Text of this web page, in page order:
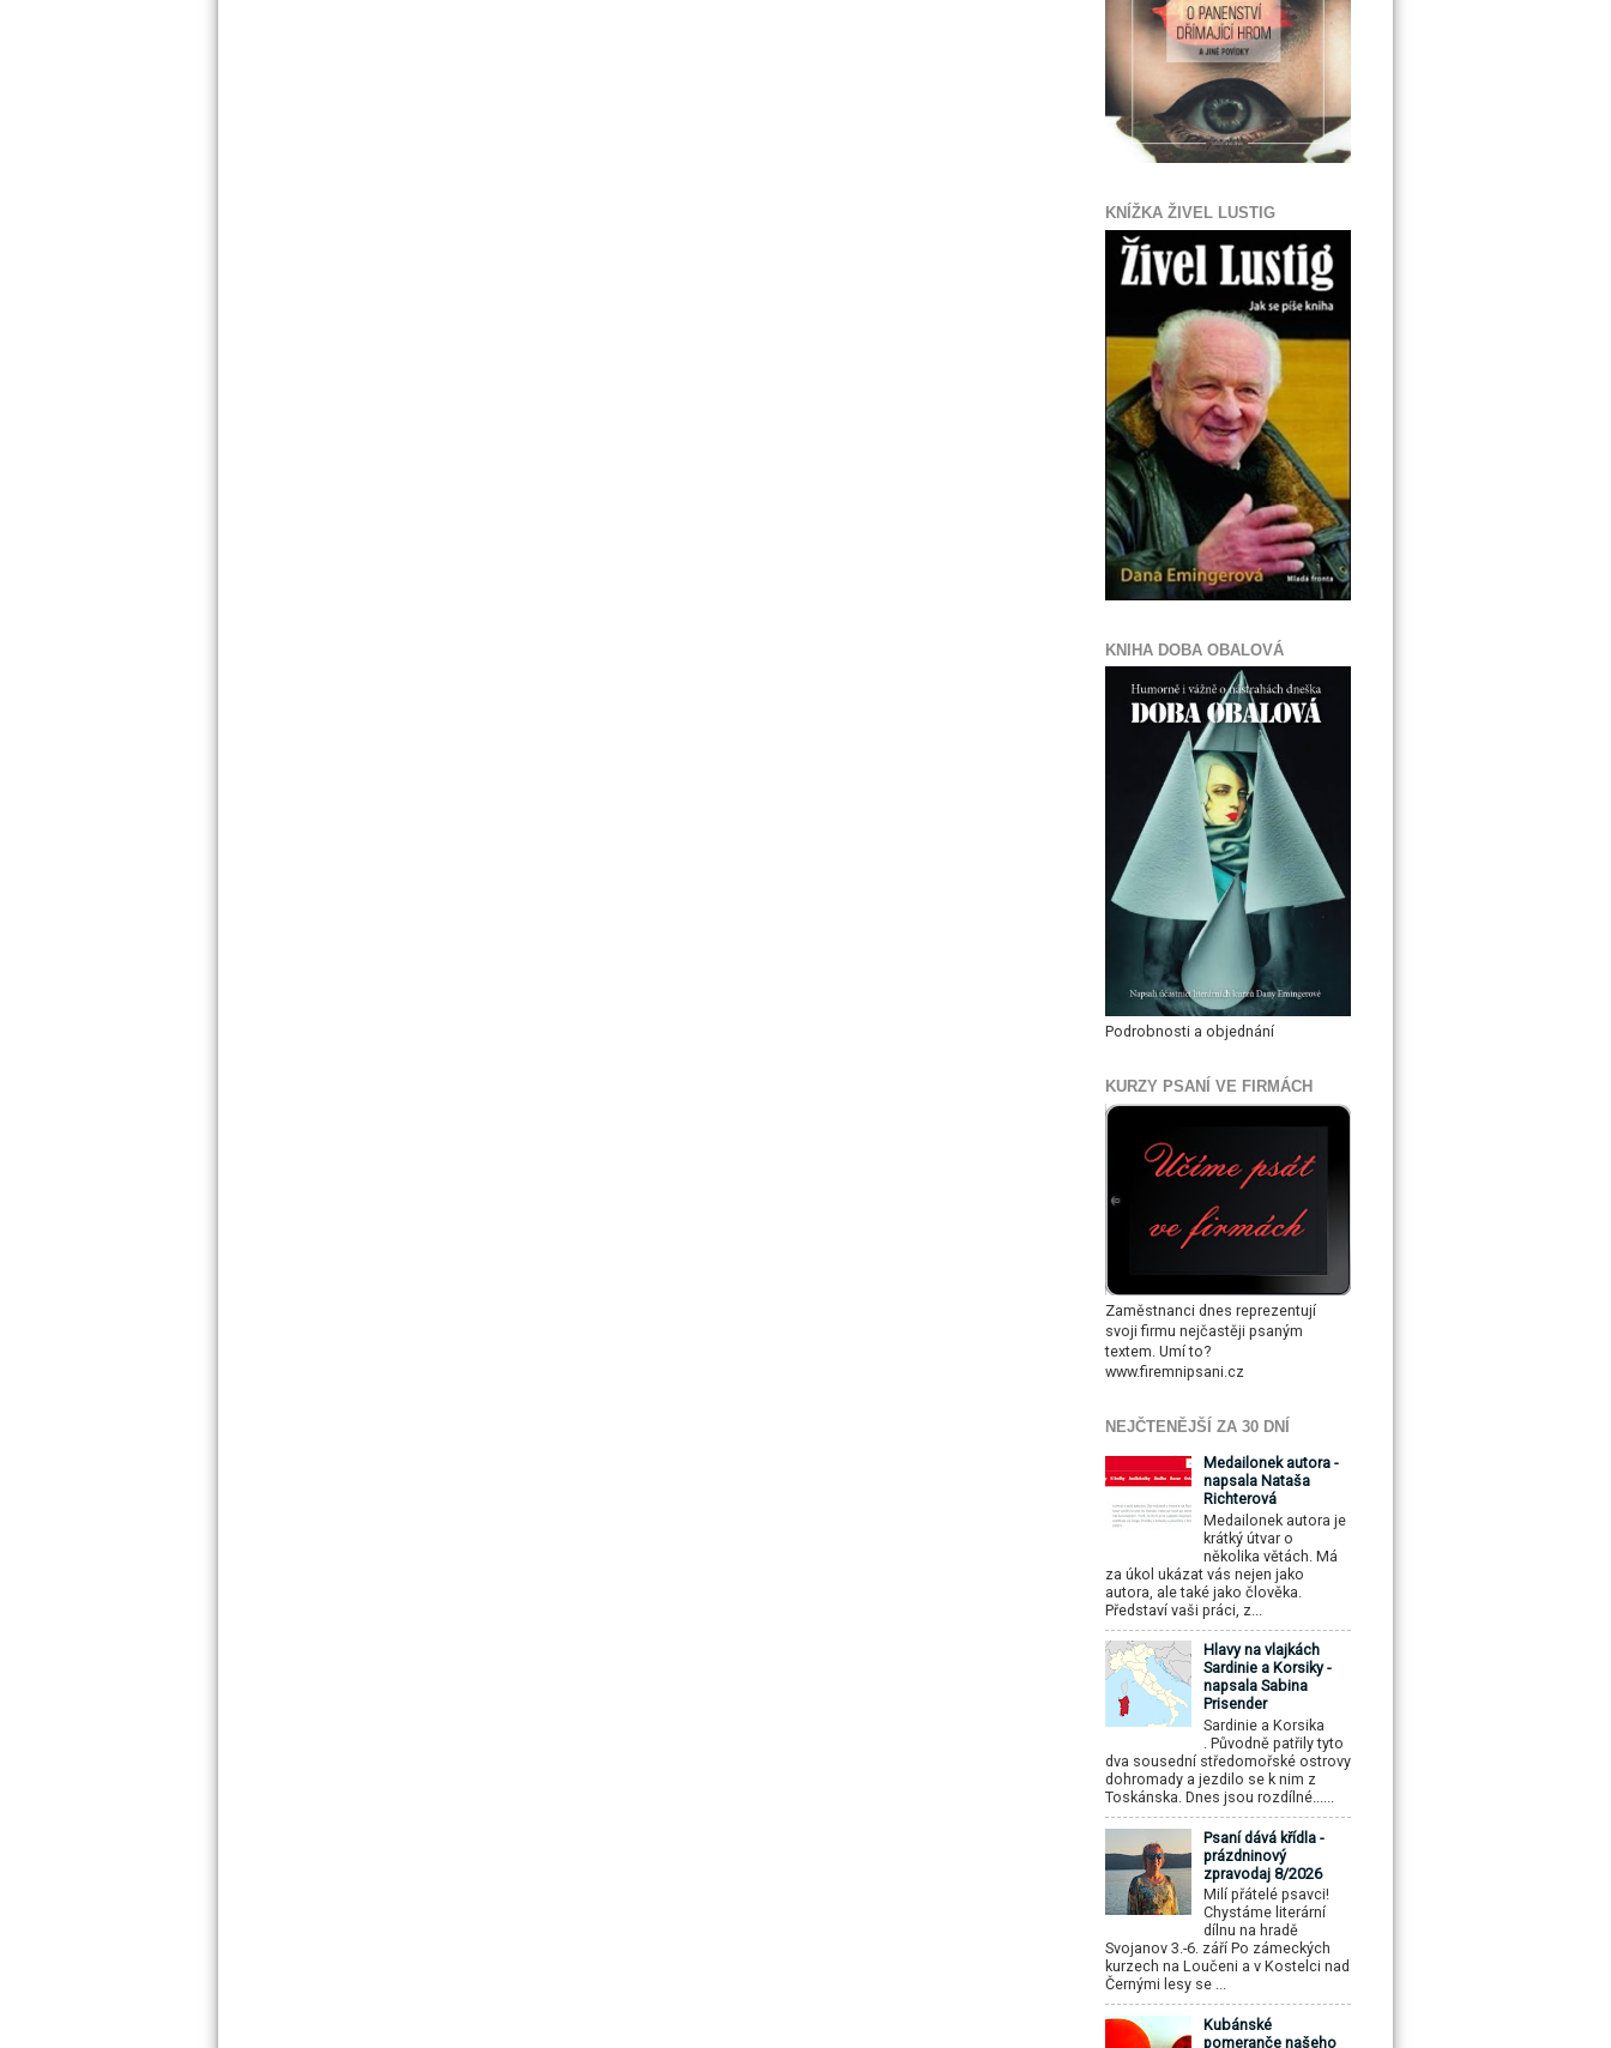
KNÍŽKA ŽIVEL LUSTIG
KNIHA DOBA OBALOVÁ
Podrobnosti a objednání
KURZY PSANÍ VE FIRMÁCH
Zaměstnanci dnes reprezentují
svoji firmu nejčastěji psaným
textem. Umí to?
www.firemnipsani.cz
NEJČTENĚJŠÍ ZA 30 DNÍ
Medailonek autora -
napsala Nataša
Richterová
Medailonek autora je
krátký útvar o
několika větách. Má
za úkol ukázat vás nejen jako
autora, ale také jako člověka.
Představí vaši práci, z...
Hlavy na vlajkách
Sardinie a Korsiky -
napsala Sabina
Prisender
Sardinie a Korsika
. Původně patřily tyto
dva sousední středomořské ostrovy
dohromady a jezdilo se k nim z
Toskánska. Dnes jsou rozdílné......
Psaní dává křídla -
prázdninový
zpravodaj 8/2026
Milí přátelé psavci!
Chystáme literární
dílnu na hradě
Svojanov 3.-6. září Po zámeckých
kurzech na Loučeni a v Kostelci nad
Černými lesy se ...
Kubánské
pomeranče našeho